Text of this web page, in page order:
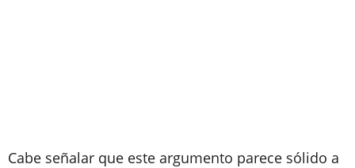
Cabe señalar que este argumento parece sólido a